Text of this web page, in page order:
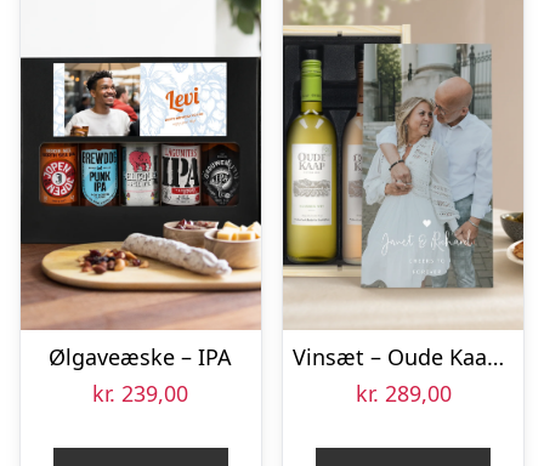
Ølgaveæske – IPA
kr. 239,00
Vinsæt – Oude Kaap Rosé og Hvid
kr. 289,00